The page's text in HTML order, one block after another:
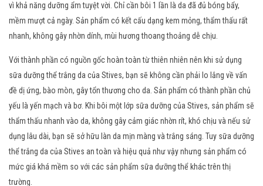
vì khả năng dưỡng ẩm tuyệt vời. Chỉ cần bôi 1 lần là da đã đủ bóng bẩy,
mềm mượt cả ngày. Sản phẩm có kết cấu dạng kem mỏng, thẩm thấu rất
nhanh, không gây nhờn dính, mùi hương thoang thoảng dễ chịu.
Với thành phần có nguồn gốc hoàn toàn từ thiên nhiên nên khi sử dụng
sữa dưỡng thể trắng da của Stives, bạn sẽ không cần phải lo lắng về vấn
đề dị ứng, bào mòn, gây tổn thương cho da. Sản phẩm có thành phần chủ
yếu là yến mạch và bơ. Khi bôi một lớp sữa dưỡng của Stives, sản phẩm sẽ
thẩm thấu nhanh vào da, không gây cảm giác nhờn rít, khó chịu và nếu sử
dụng lâu dài, bạn sẽ sở hữu làn da mịn màng và trắng sáng. Tuy sữa dưỡng
thể trắng da của Stives an toàn và hiệu quả như vậy nhưng sản phẩm có
mức giá khá mềm so với các sản phẩm sữa dưỡng thể khác trên thị
trường.